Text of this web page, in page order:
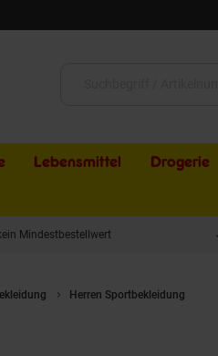
Lebensmittel Drogerie
Mindestbestellwert
Herren Sportbekleidung